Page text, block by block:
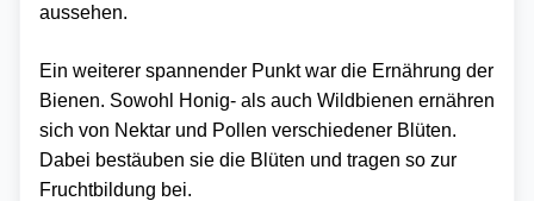
aussehen.
Ein weiterer spannender Punkt war die Ernährung der
Bienen. Sowohl Honig- als auch Wildbienen ernähren
sich von Nektar und Pollen verschiedener Blüten.
Dabei bestäuben sie die Blüten und tragen so zur
Fruchtbildung bei.